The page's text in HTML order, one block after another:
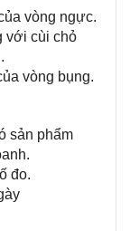
vòng ngực.
với cùi chỏ
vòng bụng.
sản phẩm
đo.